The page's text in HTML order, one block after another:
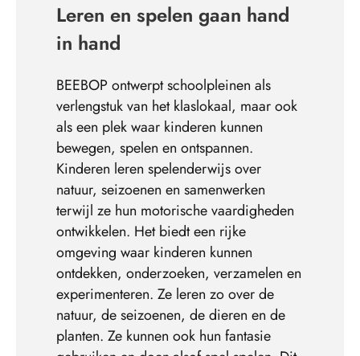
Leren en spelen gaan hand
in hand
BEEBOP ontwerpt schoolpleinen als
verlengstuk van het klaslokaal, maar ook
als een plek waar kinderen kunnen
bewegen, spelen en ontspannen.
Kinderen leren spelenderwijs over
natuur, seizoenen en samenwerken
terwijl ze hun motorische vaardigheden
ontwikkelen. Het biedt een rijke
omgeving waar kinderen kunnen
ontdekken, onderzoeken, verzamelen en
experimenteren. Ze leren zo over de
natuur, de seizoenen, de dieren en de
planten. Ze kunnen ook hun fantasie